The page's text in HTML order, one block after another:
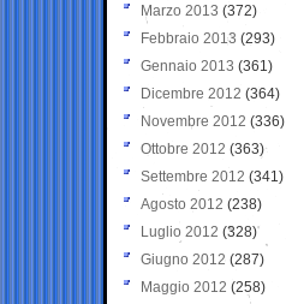
Marzo 2013 (372)
Febbraio 2013 (293)
Gennaio 2013 (361)
Dicembre 2012 (364)
Novembre 2012 (336)
Ottobre 2012 (363)
Settembre 2012 (341)
Agosto 2012 (238)
Luglio 2012 (328)
Giugno 2012 (287)
Maggio 2012 (258)